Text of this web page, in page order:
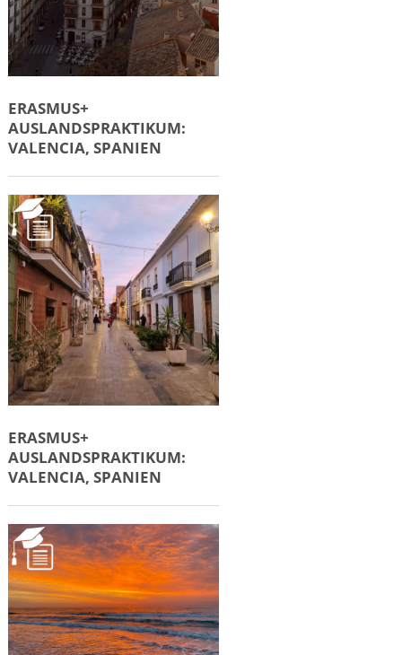
ERASMUS+
AUSLANDSPRAKTIKUM:
VALENCIA, SPANIEN
ERASMUS+
AUSLANDSPRAKTIKUM:
VALENCIA, SPANIEN